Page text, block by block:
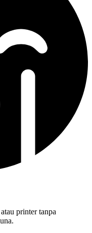
printer tanpa